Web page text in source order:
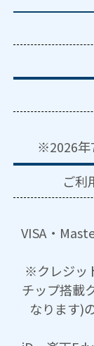
※2026年
ご利
VISA・
※クレジッ
チップ搭載
なります)